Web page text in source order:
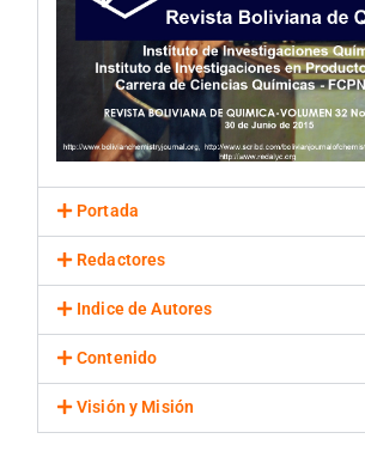
Portada
Redactores
Indice de Autores
Contenido
Visión y Misión